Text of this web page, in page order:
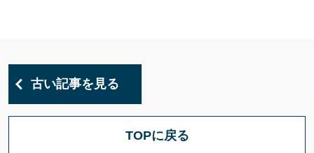
古い記事を見る
TOPに戻る